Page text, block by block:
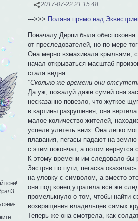
2017-07-22 21:15:48
--->>> Поляна прямо над
Поначалу Дерпи была
от преследователей, но по мере
Она мерно взмахивала крыльями,
начал открываться масштаб
стала видна.
"Сколько же времени они
Да уж, пожалуй даже сумей она
несказанно повезло, что жуткое
в картины разрушения, она
малое количество жителей,
успели улететь вниз. Она легко
плавания, пегасы падают на
с этим покончат, а потом вернутся
К этому времени им следовало бы
Застряв по пути, пегаска
на уловку с символом, а вместо
она под конец утратила всё же
промелькнуло о том, чтобы найти
возвращения владельцев самых
Теперь же она смотрела, как